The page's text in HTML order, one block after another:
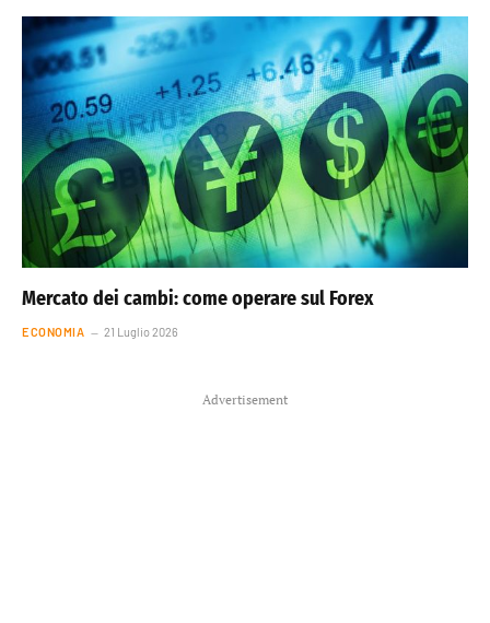
Mercato dei cambi: come operare sul Forex
ECONOMIA 21 Luglio 2026
Advertisement